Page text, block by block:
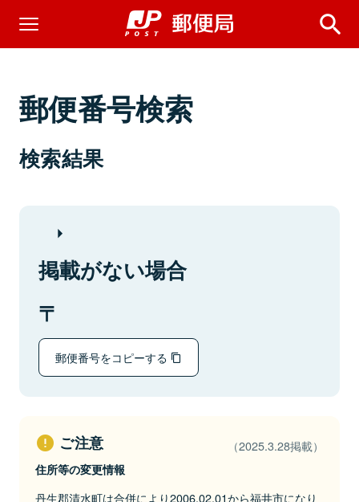
郵便番号検索
検索結果
掲載がない場合
郵便番号をコピーする
ご注意 （2025.3.28掲載）
住所等の変更情報
丹生郡清水町は合併により2006.02.01から福井市になり